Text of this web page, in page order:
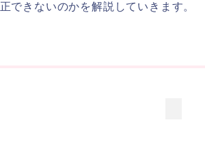
できないのかを解説していきます。